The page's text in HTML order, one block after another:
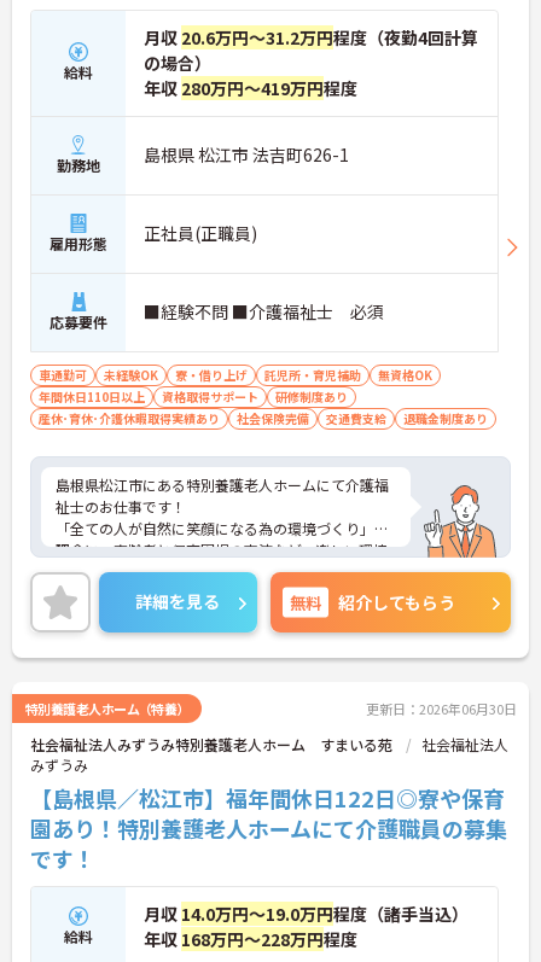
給料
月収 20.6万円～31.2万円程度（夜勤4回計算
の場合）
年収 280万円～419万円程度
勤務地 島根県 松江市 法吉町626-1
雇用形態 正社員(正職員)
応募要件 ■経験不問 ■介護福祉士 必須
車通勤可 未経験OK 寮・借り上げ 託児所・育児補助
無資格OK
年間休日110日以上
資格取得サポート
研修制度あり
産休･育休･介護休暇取得実績あり
社会保険完備 交通費支給 退職金制度あり
島根県松江市にある特別養護老人ホームにて介護福
祉士のお仕事です！
「全ての人が自然に笑顔になる為の環境づくり」を
理念に、高齢者と保育園児の交流など、楽しい環境
づくりを実践されております。
また新たな交通移動として電動カートを地域内で運
行しています！
介護福祉士資格があって経験豊富な方から実務経験
があまりない方でも、まずは丁寧に指導がございま
福利厚生も充実しており、高卒から異業種転職の方
まで様々な人たちがこれまでの経験を積んで専門職
として現場で活躍されています♪
ご興味ある方には、面接対策ポイントなど、さらに
詳細をお話しいたしますのでお気軽にご相談くださ
い。
詳細を見る 無料 紹介してもらう
特別養護老人ホーム（特養） 更新日：2026年06月30日
社会福祉法人みずうみ特別養護老人ホーム すまいる苑
社会福祉法人
みずうみ
【島根県／松江市】福年間休日122日◎寮や保育
園あり！特別養護老人ホームにて介護職員の募集
です！
給料
月収 14.0万円～19.0万円程度（諸手当込）
年収 168万円～228万円程度